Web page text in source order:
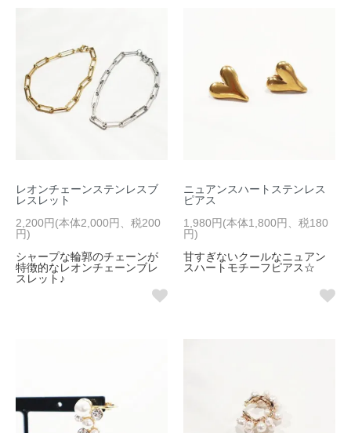
レオンチェーンステンレスブ
レスレット
2,200円(本体2,000円、税200
円)
シャープな輪郭のチェーンが
特徴的なレオンチェーンブレ
スレット♪
ニュアンスハートステンレス
ピアス
1,980円(本体1,800円、税180
円)
甘すぎないクールなニュアン
スハートモチーフピアス☆